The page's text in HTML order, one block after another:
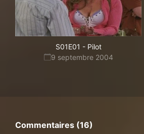
S01E01 - Pilot
9 septembre 2004
Commentaires (16)